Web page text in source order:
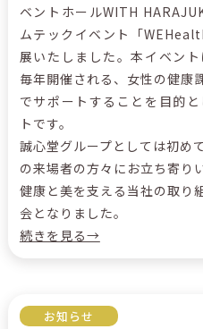
ベントホールWITH
ムテックイベント「
展いたしました。本イベン
毎年開催される、女性の健康
でサポートすることを目的
トです。
誠心堂グループとしては初め
の来場者の方々にお立ち寄り
健康と美を支える当社の取り
会となりました。
続きを見る→
お知らせ